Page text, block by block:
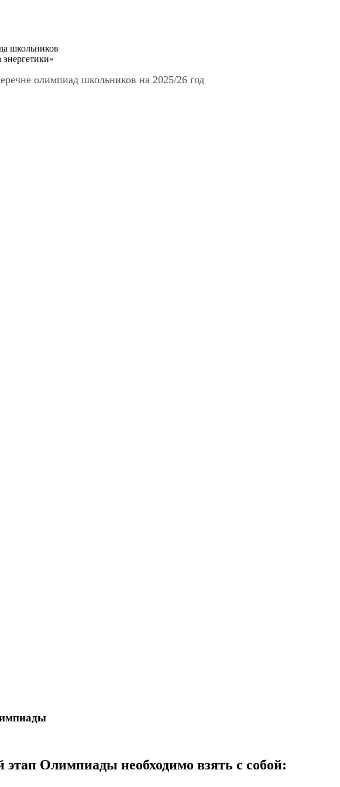
школьников
олимпиад школьников на 2025/26 год
Олимпиады необходимо взять с собой: